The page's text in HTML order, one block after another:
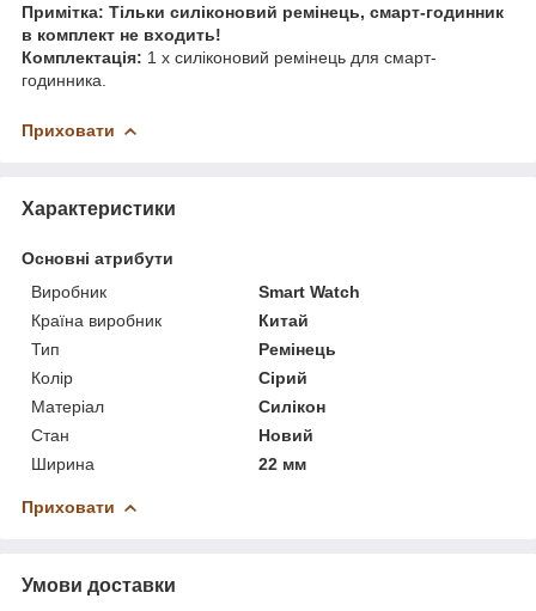
Примітка: Тільки силіконовий ремінець, смарт-годинник
в комплект не входить!
Комплектація: 1 x силіконовий ремінець для смарт-
годинника.
Приховати
Характеристики
Основні атрибути
Виробник
Smart Watch
Країна виробник
Китай
Тип
Ремінець
Колір
Сірий
Матеріал
Силікон
Стан
Новий
Ширина
22 мм
Приховати
Умови доставки